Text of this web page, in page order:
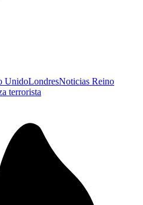
UnidoLondresNoticias Reino
terrorista